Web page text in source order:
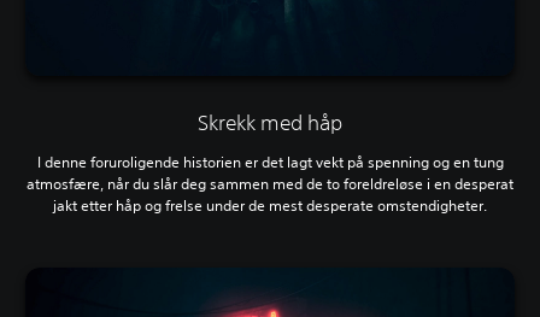
Skrekk med håp
I denne foruroligende historien er det lagt vekt på spenning og en tung
atmosfære, når du slår deg sammen med de to foreldreløse i en desperat
jakt etter håp og frelse under de mest desperate omstendigheter.